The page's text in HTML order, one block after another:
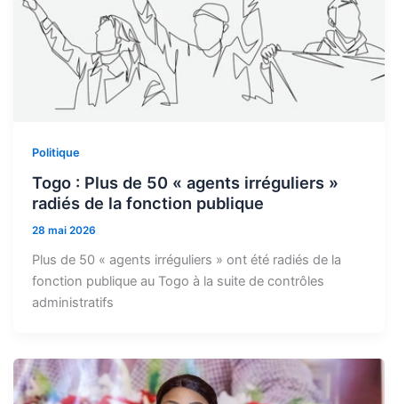
Politique
Togo : Plus de 50 « agents irréguliers »
radiés de la fonction publique
28 mai 2026
Plus de 50 « agents irréguliers » ont été radiés de la
fonction publique au Togo à la suite de contrôles
administratifs